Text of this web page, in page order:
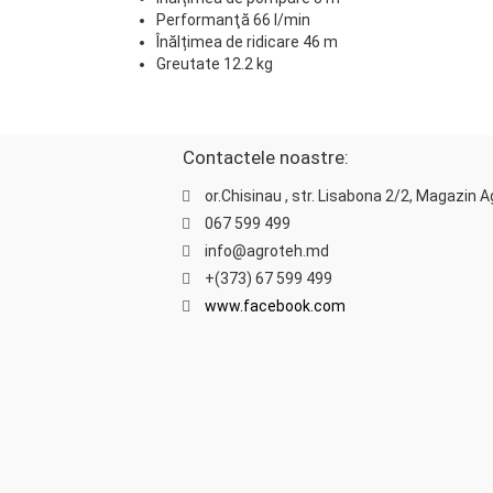
Performanţă 66 l/min
Înălțimea de ridicare 46 m
Greutate 12.2 kg
Contactele noastre:
or.Chisinau , str. Lisabona 2/2, Magazin
067 599 499
info@agroteh.md
+(373) 67 599 499
www.facebook.com